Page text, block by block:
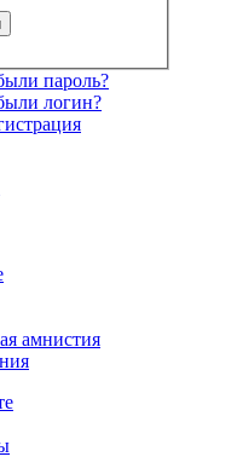
пароль?
логин?
амнистия